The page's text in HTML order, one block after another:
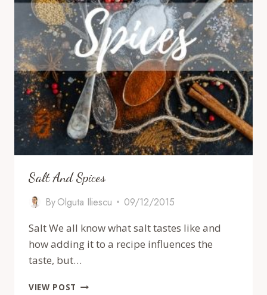
Salt And Spices
ByOlguta Iliescu
09/12/2015
Salt We all know what salt tastes like and
how adding it to a recipe influences the
taste, but…
VIEW POST SALT